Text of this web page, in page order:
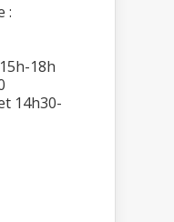
:
18h
14h30-